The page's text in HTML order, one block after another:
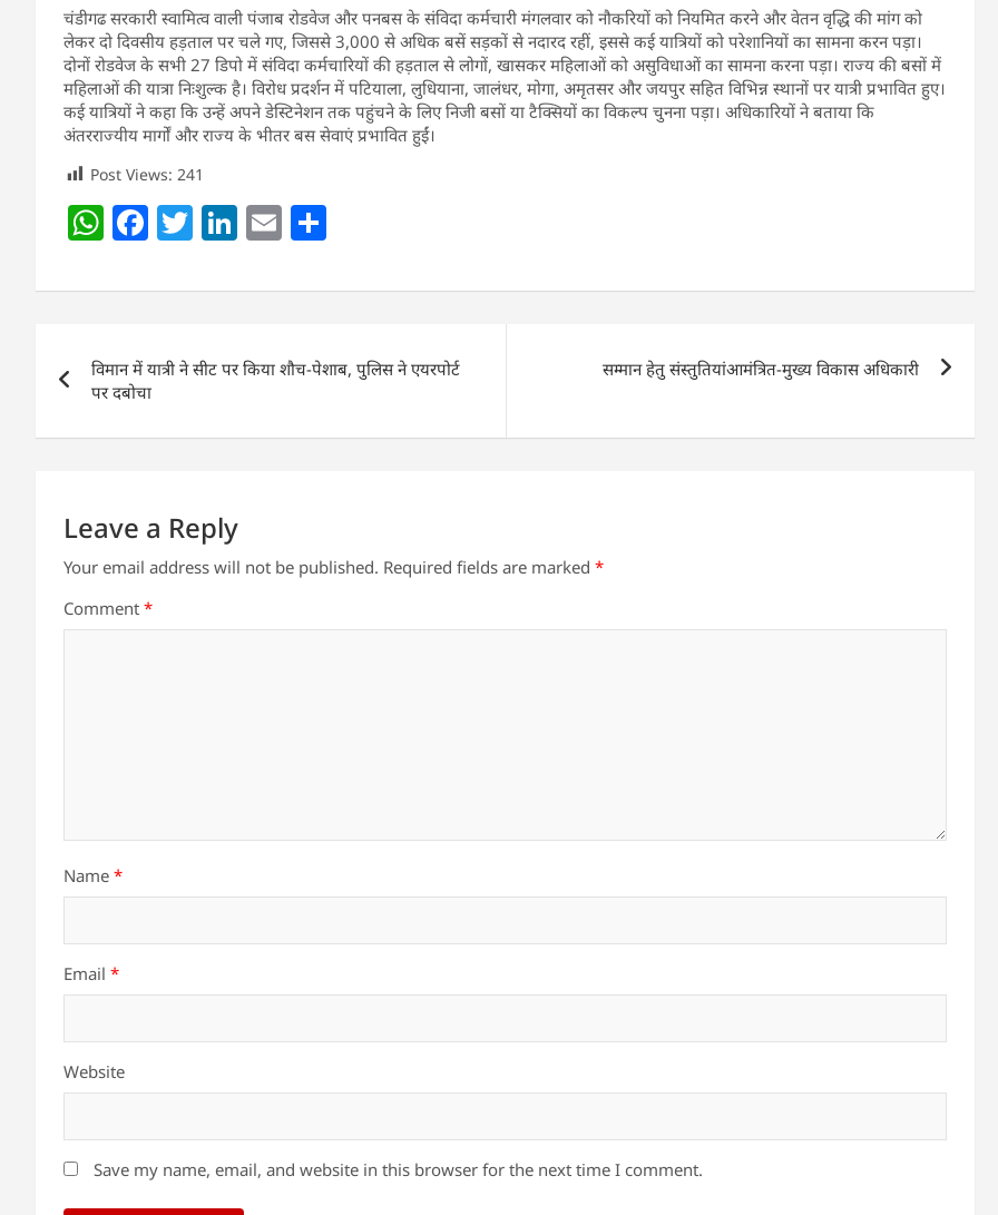
चंडीगढ सरकारी स्वामित्व वाली पंजाब रोडवेज और पनबस के संविदा कर्मचारी मंगलवार को नौकरियों को नियमित करने और वेतन वृद्धि की मांग को
लेकर दो दिवसीय हड़ताल पर चले गए, जिससे 3,000 से अधिक बसें सड़कों से नदारद रहीं, इससे कई यात्रियों को परेशानियों का सामना करन पड़ा।
दोनों रोडवेज के सभी 27 डिपो में संविदा कर्मचारियों की हड़ताल से लोगों, खासकर महिलाओं को असुविधाओं का सामना करना पड़ा। राज्य की बसों में
महिलाओं की यात्रा निःशुल्क है। विरोध प्रदर्शन में पटियाला, लुधियाना, जालंधर, मोगा, अमृतसर और जयपुर सहित विभिन्न स्थानों पर यात्री प्रभावित हुए।
कई यात्रियों ने कहा कि उन्हें अपने डेस्टिनेशन तक पहुंचने के लिए निजी बसों या टैक्सियों का विकल्प चुनना पड़ा। अधिकारियों ने बताया कि
अंतरराज्यीय मार्गों और राज्य के भीतर बस सेवाएं प्रभावित हुईं।
Post Views: 241
W
at
A
p
p
F
c
b
o
o
T
itt
Li
k
dI
E
ai ar
navigation
विमान में यात्री ने सीट पर किया शौच-पेशाब, पुलिस ने एयरपोर्ट
पर दबोचा
सम्मान हेतु संस्तुतियांआमंत्रित-मुख्य विकास अधिकारी
Leave a Reply
Your email address will not be published. Required fields are marked *
Comment *
Name *
Email *
Website
Save my name, email, and website in this browser for the next time I comment.